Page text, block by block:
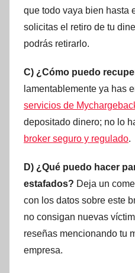
que todo vaya bien hasta
solicitas el retiro de tu
podrás retirarlo.
C) ¿Cómo puedo
lamentablemente ya has
servicios de
depositado dinero; no lo
broker seguro y regulado.
D) ¿Qué puedo hacer
estafados? Deja un
con los datos sobre este
no consigan nuevas
reseñas mencionando tu
empresa.